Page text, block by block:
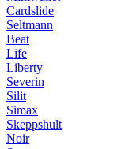
Cardslide
Seltmann
Beat
Life
Liberty
Severin
Silit
Simax
Skeppshult
Noir